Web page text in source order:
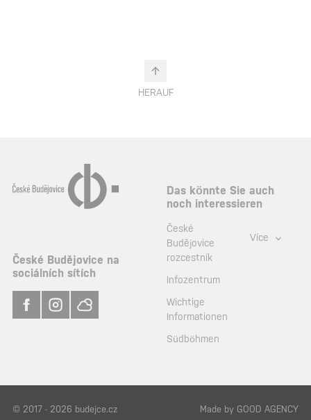
HERAUF
České Budějovice na
sociálních sítích
Das könnte Sie auch
noch interessieren
České
Budějovice
rozcestník
Infozentrum
Wichtige
Informationen
Südböhmen
Více
© 2017 - 2026 budejce.cz Made by GOOD AGENCY